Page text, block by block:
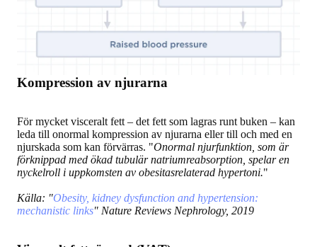
Kompression av njurarna
För mycket visceralt fett – det fett som lagras runt buken – kan
leda till onormal kompression av njurarna eller till och med en
njurskada som kan förvärras. "Onormal njurfunktion, som är
förknippad med ökad tubulär natriumreabsorption, spelar en
nyckelroll i uppkomsten av obesitasrelaterad hypertoni."
Källa: "Obesity, kidney dysfunction and hypertension:
mechanistic links" Nature Reviews Nephrology, 2019